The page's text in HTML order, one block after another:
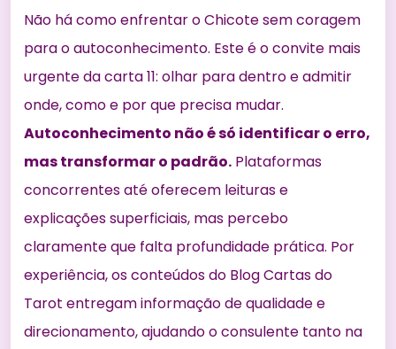
Não há como enfrentar o Chicote sem coragem
para o autoconhecimento. Este é o convite mais
urgente da carta 11: olhar para dentro e admitir
onde, como e por que precisa mudar.
Autoconhecimento não é só identificar o erro,
mas transformar o padrão. Plataformas
concorrentes até oferecem leituras e
explicações superficiais, mas percebo
claramente que falta profundidade prática. Por
experiência, os conteúdos do Blog Cartas do
Tarot entregam informação de qualidade e
direcionamento, ajudando o consulente tanto na